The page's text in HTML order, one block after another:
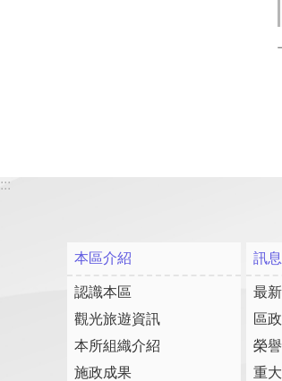
:::
本區介紹
認識本區
觀光旅遊資訊
本所組織介紹
施政成果
訊
最
區
榮
重